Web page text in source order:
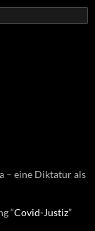
– eine Diktatur als
“Covid-Justiz”